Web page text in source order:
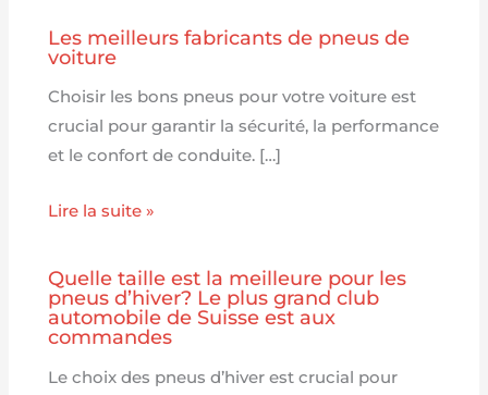
Les meilleurs fabricants de pneus de
voiture
Choisir les bons pneus pour votre voiture est
crucial pour garantir la sécurité, la performance
et le confort de conduite. […]
Lire la suite »
Quelle taille est la meilleure pour les
pneus d’hiver? Le plus grand club
automobile de Suisse est aux
commandes
Le choix des pneus d’hiver est crucial pour